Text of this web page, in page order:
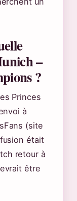
–
?
Princes
à
(site
était
retour à
être